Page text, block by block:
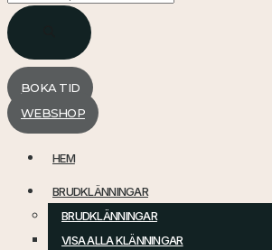
search
BOKA TID
WEBSHOP
HEM
BRUDKLÄNNINGAR
BRUDKLÄNNINGAR
VISA ALLA KLÄNNINGAR